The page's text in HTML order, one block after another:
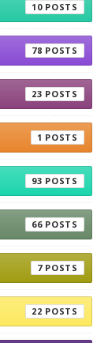
10
78
23
1
93
66
7
22